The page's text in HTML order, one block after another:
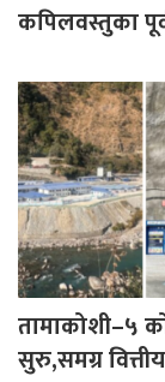
कपिलवस्तुका
तामाकोशी–५
सुरु,समग्र